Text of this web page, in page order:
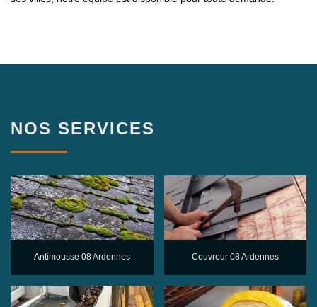
NOS SERVICES
Antimousse 08 Ardennes Couvreur 08 Ardennes